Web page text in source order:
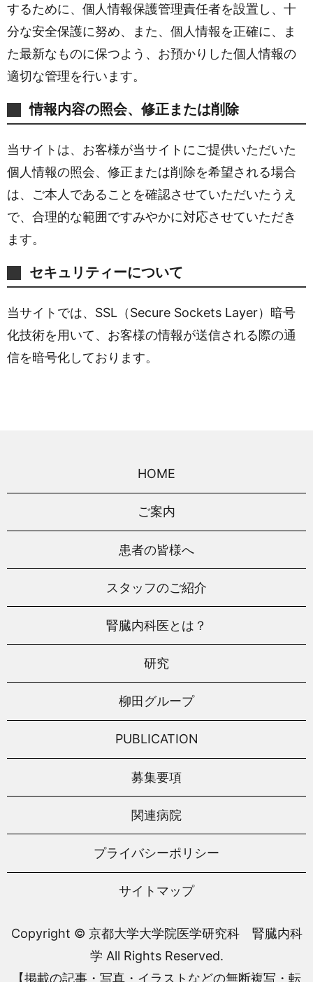
するために、個人情報保護管理責任者を設置し、十
分な安全保護に努め、また、個人情報を正確に、ま
た最新なものに保つよう、お預かりした個人情報の
適切な管理を行います。
情報内容の照会、修正または削除
当サイトは、お客様が当サイトにご提供いただいた
個人情報の照会、修正または削除を希望される場合
は、ご本人であることを確認させていただいたうえ
で、合理的な範囲ですみやかに対応させていただき
ます。
セキュリティーについて
当サイトでは、SSL（Secure Sockets Layer）暗号
化技術を用いて、お客様の情報が送信される際の通
信を暗号化しております。
HOME
ご案内
患者の皆様へ
スタッフのご紹介
腎臓内科医とは？
研究
柳田グループ
PUBLICATION
募集要項
関連病院
プライバシーポリシー
サイトマップ
Copyright © 京都大学大学院医学研究科 腎臓内科
学 All Rights Reserved.
【掲載の記事・写真・イラストなどの無断複写・転